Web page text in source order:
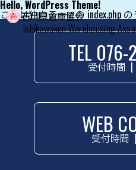
Ishikawaken Warehousing
Hello, WordPress Theme!
これは独自テーマの index.php
TEL
受付時間 |
WEB
受付時間 |